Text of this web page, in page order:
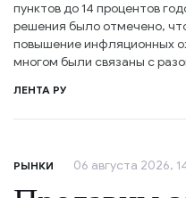
пунктов до 14 процентов
решения было отмечено,
повышение инфляционных
многом были связаны с
ЛЕНТА РУ
РЫНКИ 06 августа 2026,